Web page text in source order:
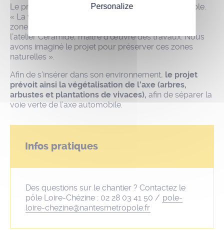
Le projet s’insère dans une zone écologique sensible.
« La voie traverse au Nord, un bois, et au sud, une
zone humide, indique Manuel Papin, urbaniste de
l’atelier Céramide, maître d’œuvre des travaux. Nous
avons imaginé le projet pour préserver ces zones
naturelles ».
Afin de s’insérer dans son environnement, le projet
prévoit ainsi la végétalisation de l’axe (arbres,
arbustes et plantations de vivaces), afin de séparer la
voie verte de l’axe automobile.
Infos pratiques
Des questions sur le chantier ? Contactez le
pôle Loire-Chézine : 02 28 03 41 50 / pole-
loire-chezine@nantesmetropole.fr
Personalize